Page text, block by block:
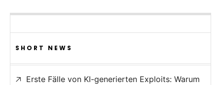
SHORT NEWS
Erste Fälle von KI-generierten Exploits: Warum